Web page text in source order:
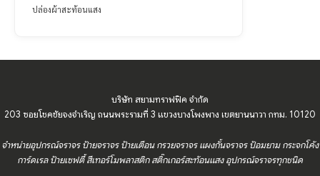
ปล่องผ้าสะท้อนแสง
บริษัท สยามทราฟฟิค จำกัด
203 ซอยโชคชัยจงจำเริญ ถนนพระรามที่ 3 แขวงบางโพงพาง เขตยานนาวา กทม. 10120
จำหน่ายอุปกรณ์จราจร ป้ายจราจร ป้ายเตือน กรวยจราจร แผงกั้นจราจร ป้อมยาม กระจกโค้ง
การ์ดเรล ป้ายเซฟตี้ สีเทอร์โมพลาสติก สติ๊กเกอร์สะท้อนแสง อุปกรณ์จราจรทุกชนิด